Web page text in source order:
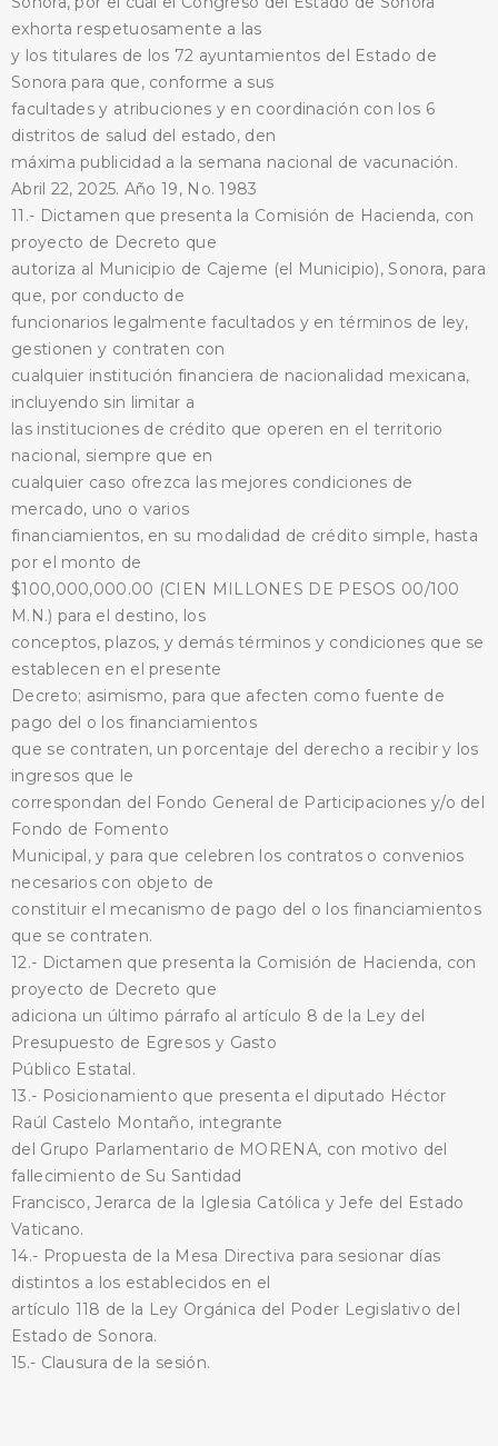
exhorta respetuosamente a las
y los titulares de los 72 ayuntamientos del Estado de
Sonora para que, conforme a sus
facultades y atribuciones y en coordinación con los 6
distritos de salud del estado, den
máxima publicidad a la semana nacional de vacunación.
Abril 22, 2025. Año 19, No. 1983
11.- Dictamen que presenta la Comisión de Hacienda, con
proyecto de Decreto que
autoriza al Municipio de Cajeme (el Municipio), Sonora, para
que, por conducto de
funcionarios legalmente facultados y en términos de ley,
gestionen y contraten con
cualquier institución financiera de nacionalidad mexicana,
incluyendo sin limitar a
las instituciones de crédito que operen en el territorio
nacional, siempre que en
cualquier caso ofrezca las mejores condiciones de
mercado, uno o varios
financiamientos, en su modalidad de crédito simple, hasta
por el monto de
$100,000,000.00 (CIEN MILLONES DE PESOS 00/100
M.N.) para el destino, los
conceptos, plazos, y demás términos y condiciones que se
establecen en el presente
Decreto; asimismo, para que afecten como fuente de
pago del o los financiamientos
que se contraten, un porcentaje del derecho a recibir y los
ingresos que le
correspondan del Fondo General de Participaciones y/o del
Fondo de Fomento
Municipal, y para que celebren los contratos o convenios
necesarios con objeto de
constituir el mecanismo de pago del o los financiamientos
que se contraten.
12.- Dictamen que presenta la Comisión de Hacienda, con
proyecto de Decreto que
adiciona un último párrafo al artículo 8 de la Ley del
Presupuesto de Egresos y Gasto
Público Estatal.
13.- Posicionamiento que presenta el diputado Héctor
Raúl Castelo Montaño, integrante
del Grupo Parlamentario de MORENA, con motivo del
fallecimiento de Su Santidad
Francisco, Jerarca de la Iglesia Católica y Jefe del Estado
Vaticano.
14.- Propuesta de la Mesa Directiva para sesionar días
distintos a los establecidos en el
artículo 118 de la Ley Orgánica del Poder Legislativo del
Estado de Sonora.
15.- Clausura de la sesión.